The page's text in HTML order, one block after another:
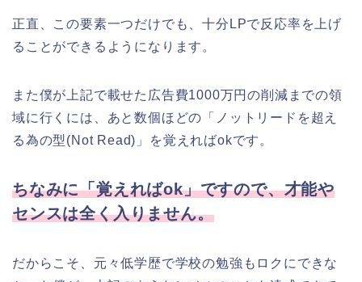
正直、この要素一つだけでも、十分LPで反応率を上げ
ることができるようになります。
また僕が上記で載せた広告費1000万円の削減までの領
域に行くには、あと数個ほどの「ノットリードを超え
る為の型(Not Read)」を覚えればokです。
ちなみに「覚えればok」ですので、才能や
センスは全く入りません。
だからこそ、元々低学歴で学校の勉強もロクにできな